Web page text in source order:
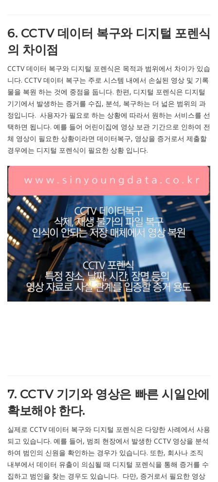
6. CCTV 데이터 복구와 디지털 포렌식
의 차이점
CCTV 데이터 복구와 디지털 포렌식은 목적과 범위에서 차이가 있습
니다. CCTV 데이터 복구는 주로 시스템 내에서 손실된 영상 및 기록
물을 복원 하는 것에 중점을 둡니다. 한편, 디지털 포렌식은 디지털
기기에서 발생하는 증거를 수집, 분석, 복구하는 더 넓은 범위의 과
정입니다. 사용자가 필요로 하는 상황에 따라서 원하는 서비스를 선
택하면 됩니다. 예를 들어 어린이집에 영상 보관 기간으로 인하여 전
체 영상이 필요한 상황이라면 데이터복구, 영상을 증거로서 제출할
경우에는 디지털 포렌식이 필요한 상황 입니다.
7. CCTV 기기와 영상은 빠른 시일안에
확보해야 한다.
실제로 CCTV 데이터 복구와 디지털 포렌식은 다양한 사례에서 사용
되고 있습니다. 예를 들어, 범죄 현장에서 발생한 CCTV 영상을 분석
하여 범인의 신원을 확인하는 경우가 있습니다. 또한, 회사나 조직
내부에서 데이터 유출이 의심될 때 디지털 포렌식을 통해 증거를 수
집하고 범인을 찾는 경우도 있습니다. 다만, 증거로서 필요한 영상